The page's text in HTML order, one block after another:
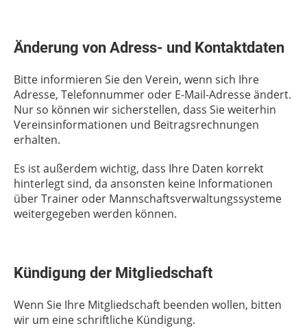
Änderung von Adress- und Kontaktdaten
Bitte informieren Sie den Verein, wenn sich Ihre
Adresse, Telefonnummer oder E-Mail-Adresse ändert.
Nur so können wir sicherstellen, dass Sie weiterhin
Vereinsinformationen und Beitragsrechnungen
erhalten.
Es ist außerdem wichtig, dass Ihre Daten korrekt
hinterlegt sind, da ansonsten keine Informationen
über Trainer oder Mannschaftsverwaltungssysteme
weitergegeben werden können.
Kündigung der Mitgliedschaft
Wenn Sie Ihre Mitgliedschaft beenden wollen, bitten
wir um eine schriftliche Kündigung.